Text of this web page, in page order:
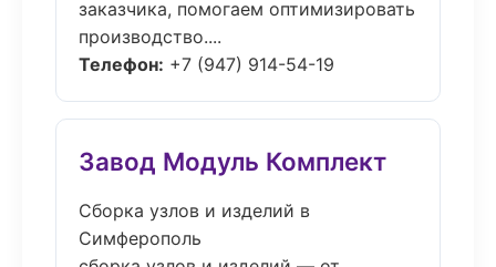
заказчика, помогаем оптимизировать
производство....
Телефон: +7 (947) 914-54-19
Завод Модуль Комплект
Сборка узлов и изделий в
Симферополь